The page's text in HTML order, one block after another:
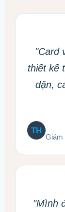
"Card
thiết kế
dặn,
TH
Giám
"Mình